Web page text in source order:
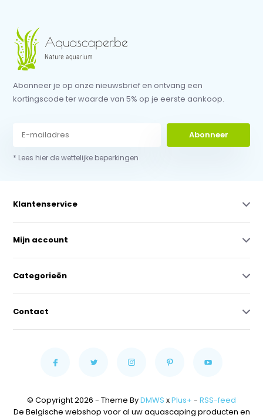
Abonneer je op onze nieuwsbrief en ontvang een
kortingscode ter waarde van 5% op je eerste aankoop.
Abonneer
* Lees hier de wettelijke beperkingen
Klantenservice
Mijn account
Categorieën
Contact
© Copyright 2026 - Theme ByDMWS xPlus+ - RSS-feed
De Belgische webshop voor al uw aquascaping producten en